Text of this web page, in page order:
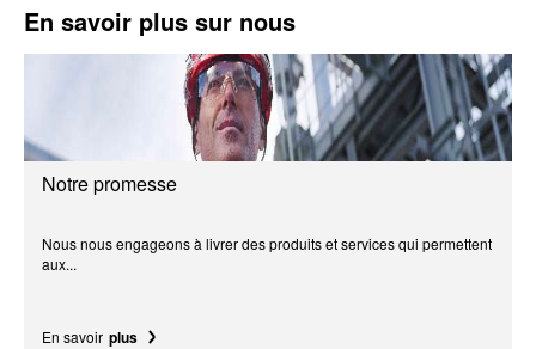
En savoir plus sur nous
Notre promesse
Nous nous engageons à livrer des produits et services qui permettent
aux...
En savoir plus